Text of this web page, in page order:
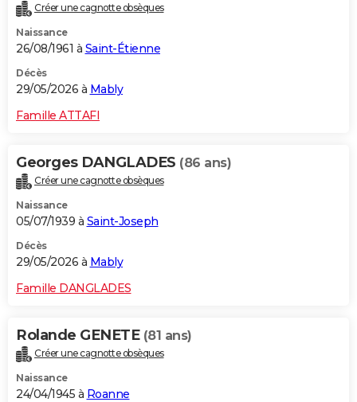
Créer une cagnotte obsèques
Naissance
26/08/1961 à Saint-Étienne
Décès
29/05/2026 à Mably
Famille ATTAFI
Georges DANGLADES (86 ans)
Créer une cagnotte obsèques
Naissance
05/07/1939 à Saint-Joseph
Décès
29/05/2026 à Mably
Famille DANGLADES
Rolande GENETE (81 ans)
Créer une cagnotte obsèques
Naissance
24/04/1945 à Roanne